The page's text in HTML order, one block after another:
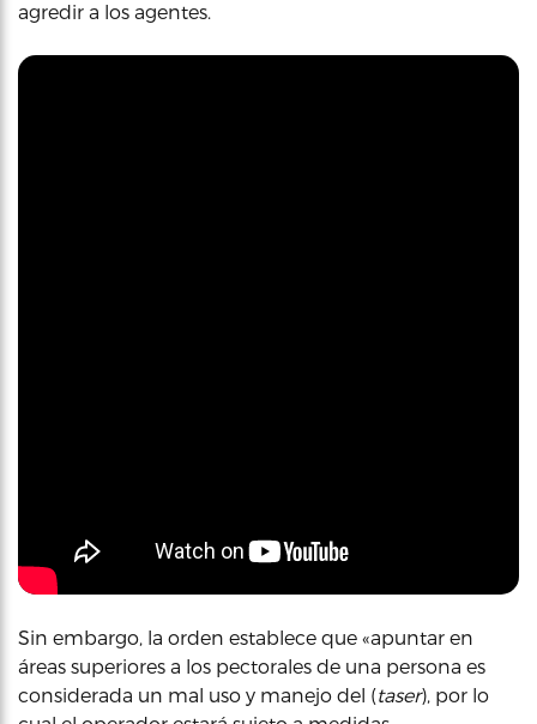
agredir a los agentes.
Sin embargo, la orden establece que «apuntar en
áreas superiores a los pectorales de una persona es
considerada un mal uso y manejo del (taser), por lo